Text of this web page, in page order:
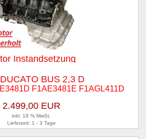
Instandsetzung
BUS 2,3 D
F1AE3481E F1AGL411D
2.499,00 EUR
inkl. 19 % MwSt.
Lieferzeit: 1 - 3 Tage